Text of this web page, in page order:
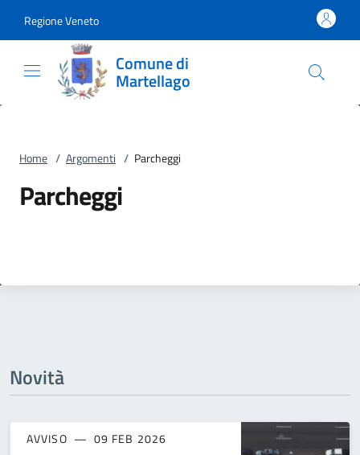
Regione Veneto
Comune di
Martellago
Home / Argomenti / Parcheggi
Parcheggi
Novità
AVVISO 09 FEB 2026